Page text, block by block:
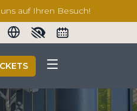
auf Ihren Besuch!
number